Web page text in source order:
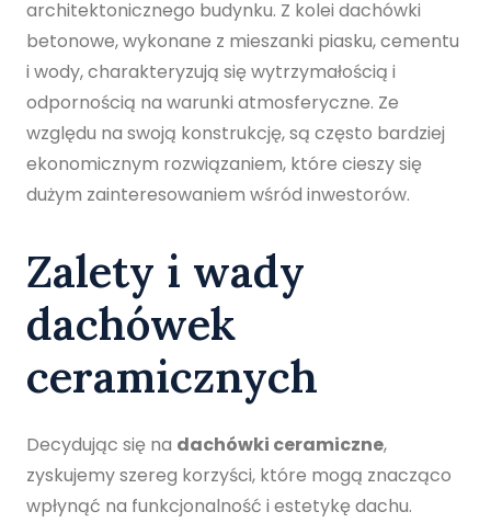
architektonicznego budynku. Z kolei dachówki
betonowe, wykonane z mieszanki piasku, cementu
i wody, charakteryzują się wytrzymałością i
odpornością na warunki atmosferyczne. Ze
względu na swoją konstrukcję, są często bardziej
ekonomicznym rozwiązaniem, które cieszy się
dużym zainteresowaniem wśród inwestorów.
Zalety i wady
dachówek
ceramicznych
Decydując się na dachówki ceramiczne,
zyskujemy szereg korzyści, które mogą znacząco
wpłynąć na funkcjonalność i estetykę dachu.